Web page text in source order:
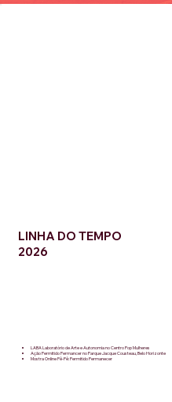
LABA Laboratório de Arte e Autonomia no Centro Pop Mulheres
Ação Permitido Permancer no Parque Jacque Cousteau, Belo Horizonte
Mostra Online Pê-Pê: Permitido Permanecer
LINHA DO TEMPO
2026